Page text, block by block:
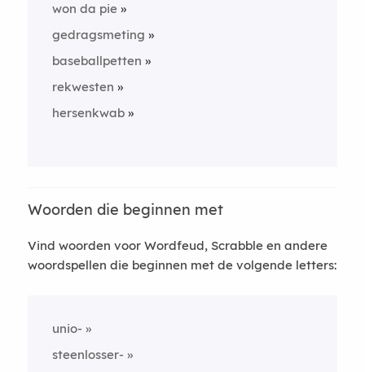
won da pie
gedragsmeting
baseballpetten
rekwesten
hersenkwab
Woorden die beginnen met
Vind woorden voor Wordfeud, Scrabble en andere
woordspellen die beginnen met de volgende letters:
unio-
steenlosser-